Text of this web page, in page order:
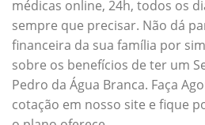
médicas online, 24h, todos os
sempre que precisar. Não dá
financeira da sua família por
sobre os benefícios de ter um
Pedro da Água Branca. Faça
cotação em nosso site e fique